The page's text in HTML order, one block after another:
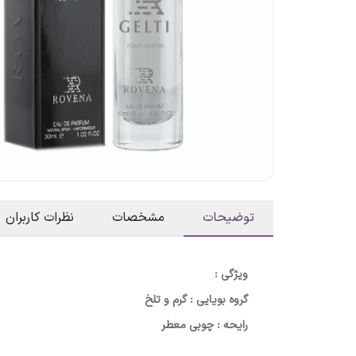
توضیحات مشخصات نظرات کاربران
ویژگی :
گروه بویایی : گرم و تلخ
رایحه : چوبی معطر